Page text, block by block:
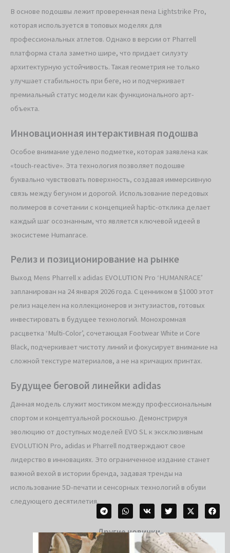
В основе подошвы лежит проверенная пена Lightstrike Pro,
которая используется в топовых моделях для
профессиональных атлетов. Однако в версии от Pharrell
платформа стала заметно шире, что придает силуэту
архитектурную устойчивость. Такая геометрия не только
улучшает стабильность при беге, но и подчеркивает
премиальный статус модели как функционального арт-
объекта.
Инновационная интерактивная подошва
Особое внимание уделено подметке, которая заявлена как
«touch-reactive». Эта технология позволяет подошве
буквально чувствовать поверхность, создавая иммерсивную
связь между бегуном и дорогой. Использование передовых
полимеров в сочетании с концепцией haptic-отклика делает
каждый шаг осознанным, что является ключевой идеей в
экосистеме Humanrace.
Релиз и позиционирование на рынке
Выход Mens Pharrell x adidas EVOLUTION Pro ‘HUMANRACE’
запланирован на 24 января 2026 года. С ценником в $1000 этот
релиз нацелен на коллекционеров и энтузиастов, готовых
инвестировать в будущее технологий. Монохромная
расцветка ‘Multi-Color’, сочетающая Footwear White и Core
Black, подчеркивает чистоту линий и фокусирует внимание на
сложной текстуре материалов, а не на кричащих принтах.
Будущее беговой линейки adidas
Данная модель служит мостиком между профессиональным
спортом и концептуальной роскошью. Демонстрируя
эволюцию от доступных моделей EVO SL к эксклюзивным
EVOLUTION Pro, adidas и Pharrell подтверждают свое
лидерство в инновациях. Это ограниченное издание станет
важной вехой в истории бренда, задавая тренды на
использование 5D-печати и сенсорных технологий в обуви
следующего десятилетия.
Другие новинки